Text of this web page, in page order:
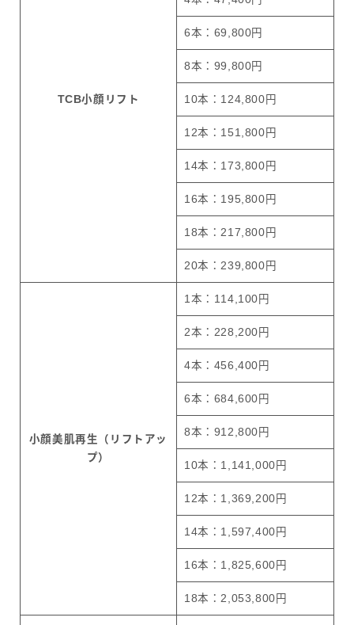
TCB小顔リフト
6本：69,800円
8本：99,800円
10本：124,800円
12本：151,800円
14本：173,800円
16本：195,800円
18本：217,800円
20本：239,800円
小顔美肌再生（リフトアッ
プ）
1本：114,100円
2本：228,200円
4本：456,400円
6本：684,600円
8本：912,800円
10本：1,141,000円
12本：1,369,200円
14本：1,597,400円
16本：1,825,600円
18本：2,053,800円